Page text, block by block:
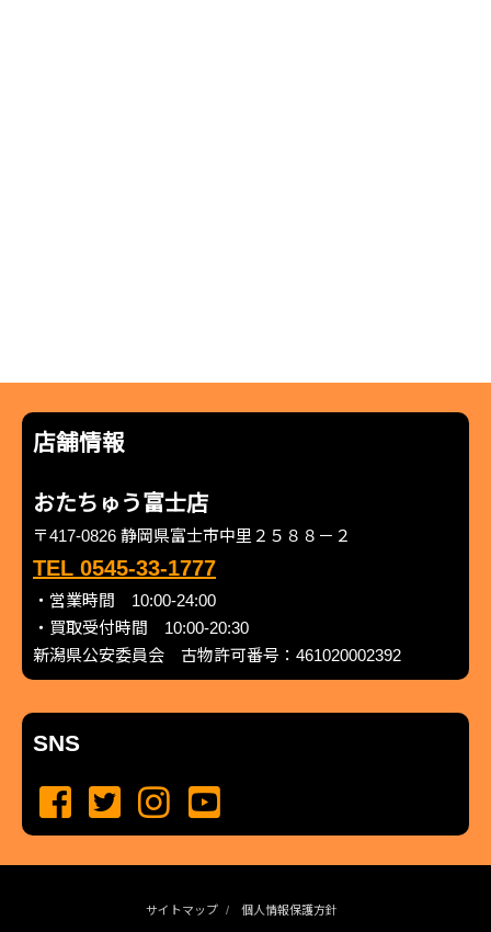
店舗情報
おたちゅう富士店
〒417-0826 静岡県富士市中里２５８８－２
TEL 0545-33-1777
・営業時間 10:00-24:00
・買取受付時間 10:00-20:30
新潟県公安委員会 古物許可番号：461020002392
SNS
サイトマップ 個人情報保護方針